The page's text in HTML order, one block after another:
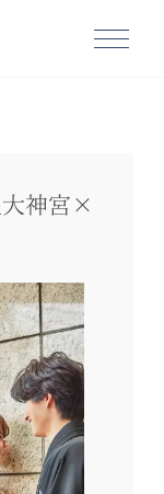
大神宮×